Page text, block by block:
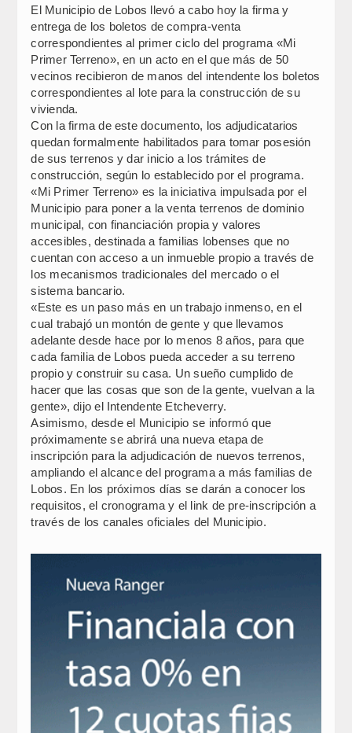
El Municipio de Lobos llevó a cabo hoy la firma y
entrega de los boletos de compra-venta
correspondientes al primer ciclo del programa «Mi
Primer Terreno», en un acto en el que más de 50
vecinos recibieron de manos del intendente los boletos
correspondientes al lote para la construcción de su
vivienda.
Con la firma de este documento, los adjudicatarios
quedan formalmente habilitados para tomar posesión
de sus terrenos y dar inicio a los trámites de
construcción, según lo establecido por el programa.
«Mi Primer Terreno» es la iniciativa impulsada por el
Municipio para poner a la venta terrenos de dominio
municipal, con financiación propia y valores
accesibles, destinada a familias lobenses que no
cuentan con acceso a un inmueble propio a través de
los mecanismos tradicionales del mercado o el
sistema bancario.
«Este es un paso más en un trabajo inmenso, en el
cual trabajó un montón de gente y que llevamos
adelante desde hace por lo menos 8 años, para que
cada familia de Lobos pueda acceder a su terreno
propio y construir su casa. Un sueño cumplido de
hacer que las cosas que son de la gente, vuelvan a la
gente», dijo el Intendente Etcheverry.
Asimismo, desde el Municipio se informó que
próximamente se abrirá una nueva etapa de
inscripción para la adjudicación de nuevos terrenos,
ampliando el alcance del programa a más familias de
Lobos. En los próximos días se darán a conocer los
requisitos, el cronograma y el link de pre-inscripción a
través de los canales oficiales del Municipio.